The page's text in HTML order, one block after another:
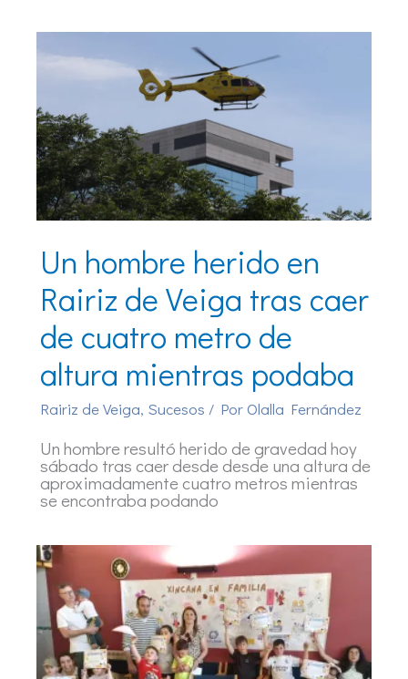
Un hombre herido en
Rairiz de Veiga tras caer
de cuatro metro de
altura mientras podaba
Rairiz de Veiga, Sucesos / PorOlalla Fernández
Un hombre resultó herido de gravedad hoy
sábado tras caer desde desde una altura de
aproximadamente cuatro metros mientras
se encontraba podando